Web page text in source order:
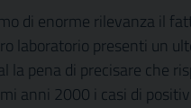
di enorme rilevanza il
laboratorio presenti un
la pena di precisare che
anni 2000 i casi di